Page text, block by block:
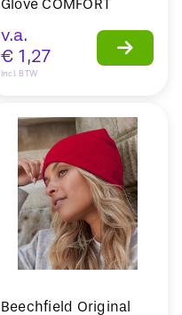
Glove COMFORT
v.a.
€ 1,27
Incl. BTW
Beechfield Original